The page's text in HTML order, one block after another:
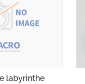
labyrinthe